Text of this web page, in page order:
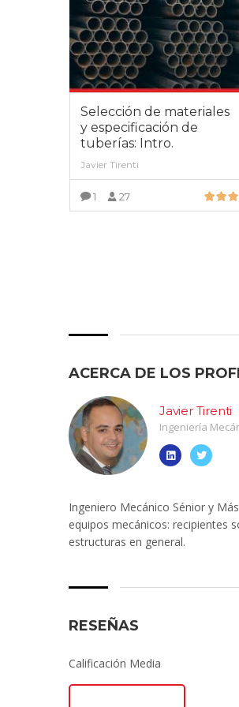
Selección de materiales
y especificación de
tuberías: Intro.
Javier Tirenti
1 27
ACERCA DE LOS
Javier Tirenti
Ingeniería
Ingeniero Mecánico Sénior y
equipos mecánicos: recipientes
estructuras en general.
RESEÑAS
Calificación Media